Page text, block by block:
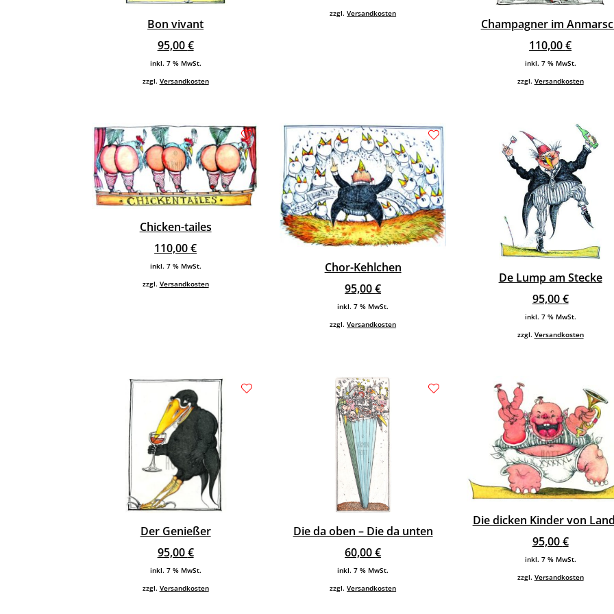
Bon vivant
95,00€
inkl. 7 % MwSt.
zzgl. Versandkosten
zzgl.Versandkosten
Champagner im
110,00€
inkl. 7 % MwSt.
zzgl. Versandkosten
Chicken-tailes
110,00€
inkl. 7 % MwSt.
zzgl. Versandkosten
Chor-Kehlchen
95,00€
inkl. 7 % MwSt.
zzgl.Versandkosten
De Lump am Stecke
95,00€
inkl. 7 % MwSt.
zzgl. Versandkosten
Der Genießer
95,00€
inkl. 7 % MwSt.
zzgl. Versandkosten
Die da oben – Die da unten
60,00€
inkl. 7 % MwSt.
zzgl.Versandkosten
Die dicken Kinder von
95,00€
inkl. 7 % MwSt.
zzgl. Versandkosten